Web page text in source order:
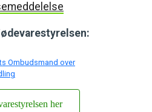
Ombudsmand over
her